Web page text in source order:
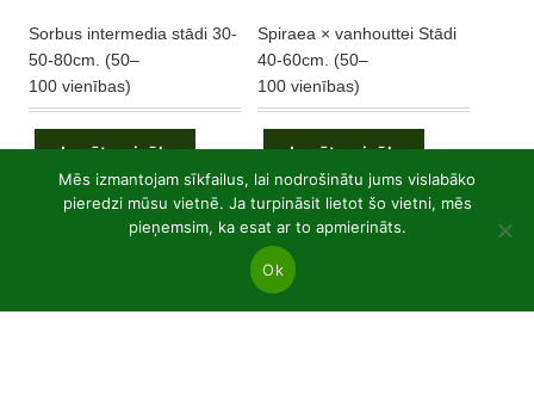
Sorbus intermedia stādi 30-
50-80cm. (50–
100 vienības)
Lasīt vairāk
Spiraea × vanhouttei Stādi
40-60cm. (50–
100 vienības)
Lasīt vairāk
Lapkoku atvērtā sakņu sistēma 5353
Mēs izmantojam sīkfailus, lai nodrošinātu jums vislabāko
pieredzi mūsu vietnē. Ja turpināsit lietot šo vietni, mēs
pieņemsim, ka esat ar to apmierināts.
Ok